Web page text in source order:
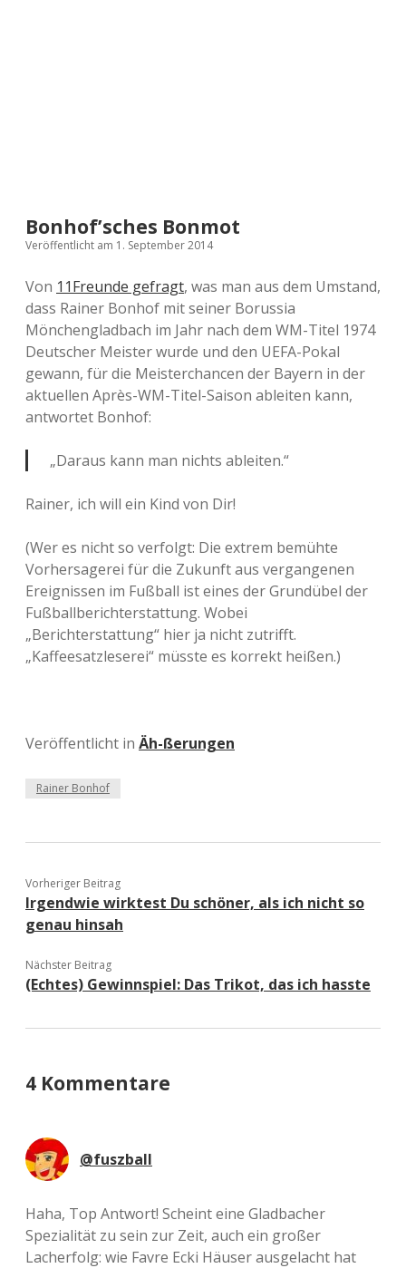
Bonhof’sches Bonmot
Veröffentlicht am 1. September 2014
Von 11Freunde gefragt, was man aus dem Umstand,
dass Rainer Bonhof mit seiner Borussia
Mönchengladbach im Jahr nach dem WM-Titel 1974
Deutscher Meister wurde und den UEFA-Pokal
gewann, für die Meisterchancen der Bayern in der
aktuellen Après-WM-Titel-Saison ableiten kann,
antwortet Bonhof:
„Daraus kann man nichts ableiten.“
Rainer, ich will ein Kind von Dir!
(Wer es nicht so verfolgt: Die extrem bemühte
Vorhersagerei für die Zukunft aus vergangenen
Ereignissen im Fußball ist eines der Grundübel der
Fußballberichterstattung. Wobei
„Berichterstattung“ hier ja nicht zutrifft.
„Kaffeesatzleserei“ müsste es korrekt heißen.)
Veröffentlicht in Äh-ßerungen
Rainer Bonhof
Vorheriger Beitrag
Irgendwie wirktest Du schöner, als ich nicht so
genau hinsah
Nächster Beitrag
(Echtes) Gewinnspiel: Das Trikot, das ich hasste
4 Kommentare
@fuszball
Haha, Top Antwort! Scheint eine Gladbacher
Spezialität zu sein zur Zeit, auch ein großer
Lacherfolg: wie Favre Ecki Häuser ausgelacht hat